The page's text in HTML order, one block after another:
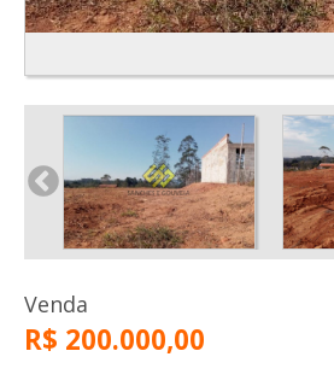
Venda
R$ 200.000,00